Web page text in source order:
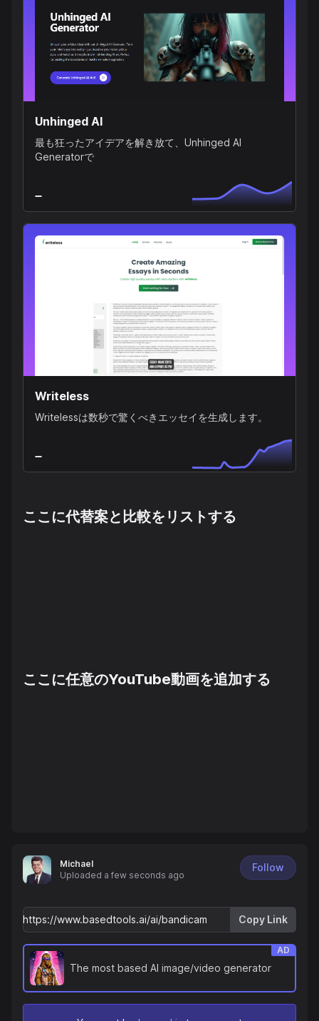
Unhinged AI
最も狂ったアイデアを解き放て、Unhinged AI
Generatorで
Writeless
Writelessは数秒で驚くべきエッセイを生成します。
ここに代替案と比較をリストする
ここに任意のYouTube動画を追加する
Michael
Uploaded a few seconds ago
Follow
Copy Link
The most based AI image/video generator
AD